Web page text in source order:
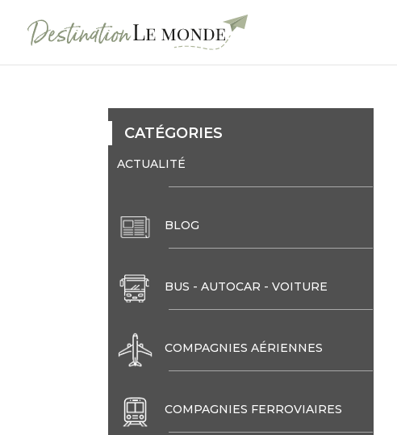
CATÉGORIES
ACTUALITÉ
BLOG
BUS - AUTOCAR - VOITURE
COMPAGNIES AÉRIENNES
COMPAGNIES FERROVIAIRES